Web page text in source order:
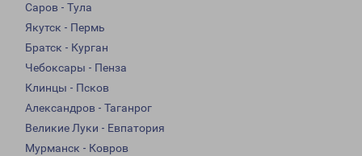
Саров - Тула
Якутск - Пермь
Братск - Курган
Чебоксары - Пенза
Клинцы - Псков
Александров - Таганрог
Великие Луки - Евпатория
Мурманск - Ковров